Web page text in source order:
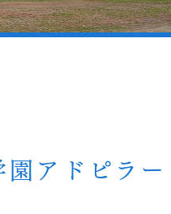
理事長・総長
キアラ館
グローバル教育
施設利用について
アドピラー